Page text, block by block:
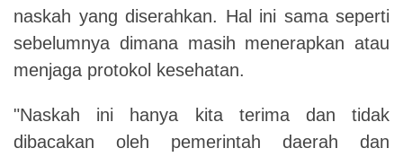
naskah yang diserahkan. Hal ini sama seperti
sebelumnya dimana masih menerapkan atau
menjaga protokol kesehatan.
"Naskah ini hanya kita terima dan tidak
dibacakan oleh pemerintah daerah dan